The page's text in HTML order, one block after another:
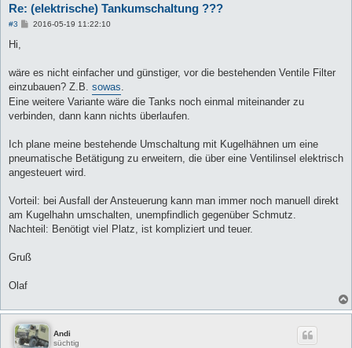
Re: (elektrische) Tankumschaltung ???
#3
B
a
2016-05-19 11:22:10
Hi,
wäre es nicht einfacher und günstiger, vor die bestehenden Ventile Filter
einzubauen? Z.B. sowas
Eine weitere Variante wäre die Tanks noch einmal miteinander zu
verbinden, dann kann nichts überlaufen.
Ich plane meine bestehende Umschaltung mit Kugelhähnen um eine
pneumatische Betätigung zu erweitern, die über eine Ventilinsel elektrisch
angesteuert wird.
Vorteil: bei Ausfall der Ansteuerung kann man immer noch manuell direkt
am Kugelhahn umschalten, unempfindlich gegenüber Schmutz.
Nachteil: Benötigt viel Platz, ist kompliziert und teuer.
Gruß
Olaf
Andi
süchtig